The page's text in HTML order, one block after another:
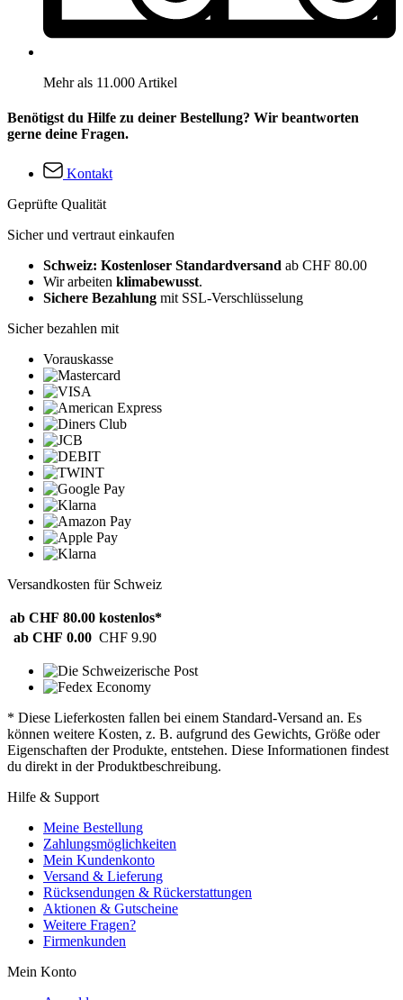
Mehr als 11.000 Artikel
Benötigst du Hilfe zu deiner Bestellung? Wir beantworten
gerne deine Fragen.
Kontakt
Geprüfte Qualität
Sicher und vertraut einkaufen
Schweiz: Kostenloser Standardversand ab CHF 80.00
Wir arbeiten klimabewusst.
Sichere Bezahlung mit SSL-Verschlüsselung
Sicher bezahlen mit
Vorauskasse
Versandkosten für Schweiz
ab CHF 80.00 kostenlos*
ab CHF 0.00 CHF 9.90
* Diese Lieferkosten fallen bei einem Standard-Versand an. Es
können weitere Kosten, z. B. aufgrund des Gewichts, Größe oder
Eigenschaften der Produkte, entstehen. Diese Informationen findest
du direkt in der Produktbeschreibung.
Hilfe & Support
Meine Bestellung
Zahlungsmöglichkeiten
Mein Kundenkonto
Versand & Lieferung
Rücksendungen & Rückerstattungen
Aktionen & Gutscheine
Weitere Fragen?
Firmenkunden
Mein Konto